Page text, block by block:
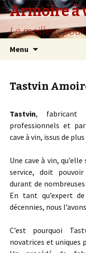
Armoire à
Le meilleur
Menu
principal
Tastvin
Tastvin, fabricant
professionnels et
cave à vin, issus de
Une cave à vin,
service, doit
durant de
En tant qu’expert
décennies, nous
C’est pourquoi
novatrices et uniques